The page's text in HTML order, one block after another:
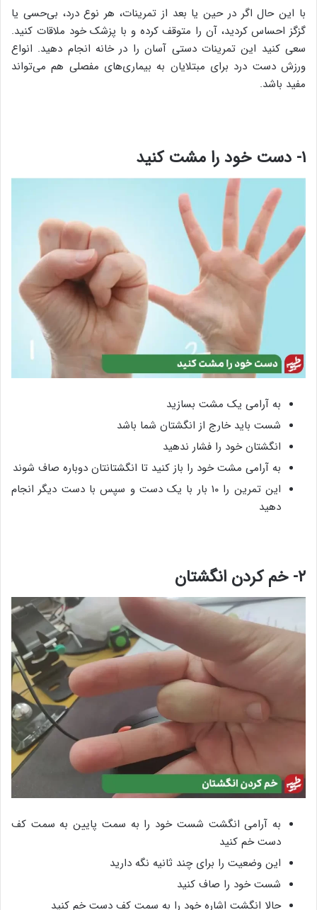
با این حال اگر در حین یا بعد از تمرینات، هر نوع درد، بی‌حسی یا
گزگز احساس کردید، آن را متوقف کرده و با پزشک خود ملاقات کنید.
سعی کنید این تمرینات دستی آسان را در خانه انجام دهید. انواع
ورزش دست درد برای مبتلایان به بیماری‌های مفصلی هم می‌تواند
مفید باشد.
۱- دست خود را مشت کنید
به آرامی یک مشت بسازید
شست باید خارج از انگشتان شما باشد
انگشتان خود را فشار ندهید
به آرامی مشت خود را باز کنید تا انگشتانتان دوباره صاف شوند
این تمرین را ۱۰ بار با یک دست و سپس با دست دیگر انجام
دهید
۲- خم کردن انگشتان
به آرامی انگشت شست خود را به سمت پایین به سمت کف
دست خم کنید
این وضعیت را برای چند ثانیه نگه دارید
شست خود را صاف کنید
حالا انگشت اشاره خود را به سمت کف دست خم کنید